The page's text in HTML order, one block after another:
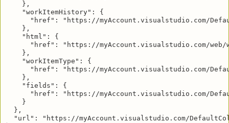
    },
    "workItemHistory": {
"href": "https://myAccount.visualstudio.com/
    },
    "html": {
"href": "https://myAccount.visualstudio.com/
    },
    "workItemType": {
"href": "https://myAccount.visualstudio.com/
    },
    "fields": {
"href": "https://myAccount.visualstudio.com/
    }
  },
"url": "https://myAccount.visualstudio.com/